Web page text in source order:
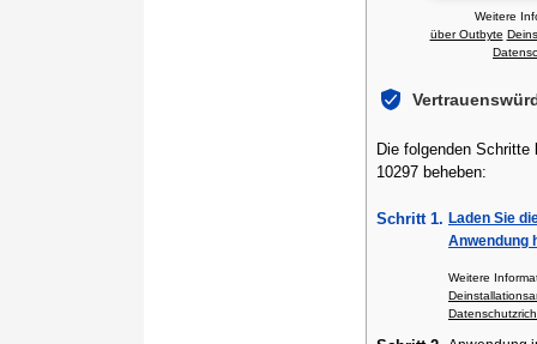
Weitere
über Outbyte
Die folgenden Schritte
10297 beheben:
Schritt 1. Laden Sie
Anwendung
Weitere